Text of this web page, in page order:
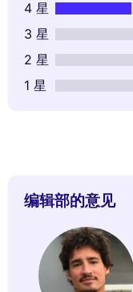
4 星
3 星
2 星
1 星
编辑部的意见